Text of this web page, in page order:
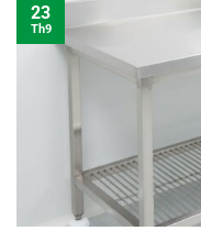
23
Th9